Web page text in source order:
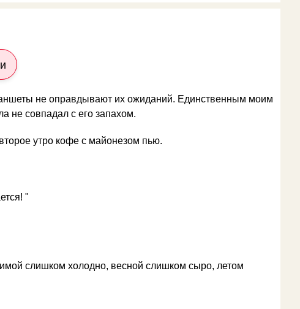
не оправдывают их ожиданий. Единственным моим
не совпадал с его запахом.
утро кофе с майонезом пью.
"
слишком холодно, весной слишком сыро, летом